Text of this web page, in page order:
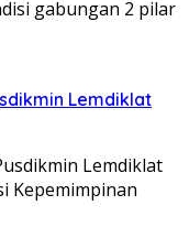
gabungan 2 pilar
Lemdiklat
Lemdiklat
Kepemimpinan